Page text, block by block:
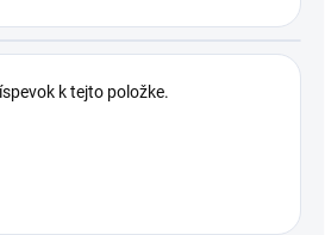
k tejto položke.